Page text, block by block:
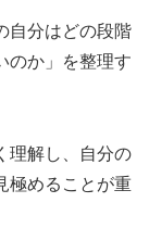
自分はどの段階
のか」を整理す
理解し、自分の
極めることが重